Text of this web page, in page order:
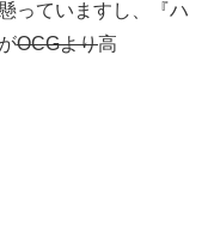
っていますし、『ハ
OCGより高